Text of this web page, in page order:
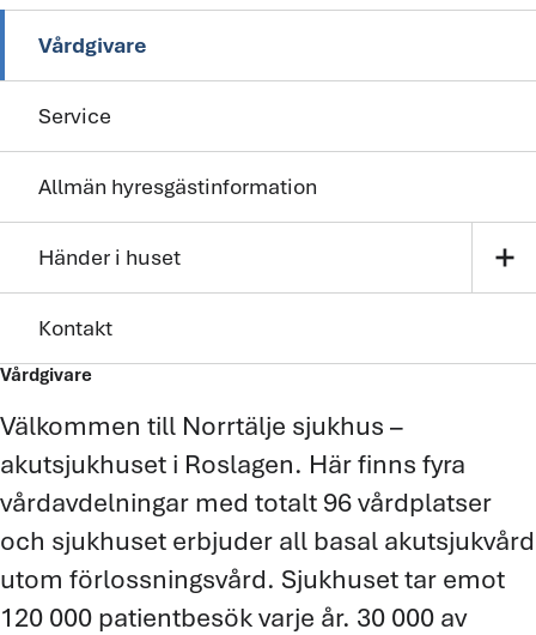
Vårdgivare
Service
Allmän hyresgästinformation
Händer i huset add
Kontakt
Vårdgivare
Välkommen till Norrtälje sjukhus –
akutsjukhuset i Roslagen. Här finns fyra
vårdavdelningar med totalt 96 vårdplatser
och sjukhuset erbjuder all basal akutsjukvård
utom förlossningsvård. Sjukhuset tar emot
120 000 patientbesök varje år. 30 000 av